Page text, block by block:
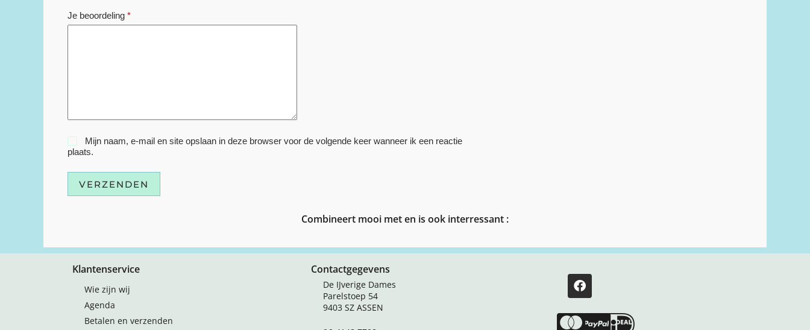
Je beoordeling *
Mijn naam, e-mail en site opslaan in deze browser voor de volgende keer wanneer ik een reactie
plaats.
VERZENDEN
Combineert mooi met en is ook interressant :
Klantenservice
Wie zijn wij
Agenda
Betalen en verzenden
Contactgegevens
De IJverige Dames
Parelstoep 54
9403 SZ ASSEN